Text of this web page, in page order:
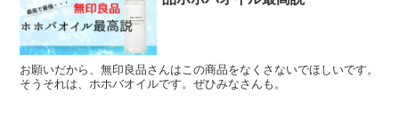
お願いだから、無印良品さんはこの商品をなくさないでほしいです。
そうそれは、ホホバオイルです。ぜひみなさんも。